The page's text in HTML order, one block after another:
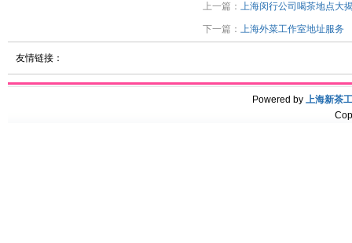
上一篇： 上海闵行公司喝茶地点大
下一篇： 上海外菜工作室地址服务
友情链接：
Powered by 上海新茶